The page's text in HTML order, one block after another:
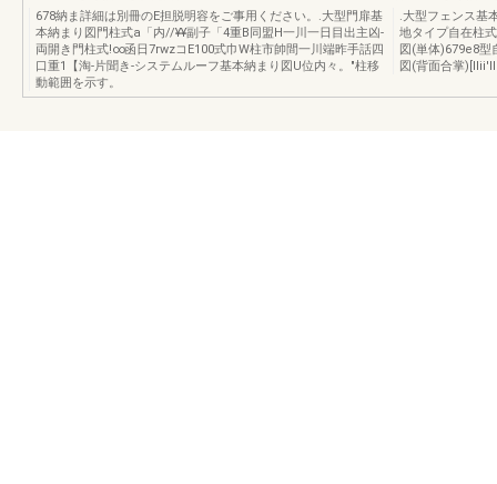
678納ま詳細は別冊のE担脱明容をご事用ください。.大型門扉基
本納まり図門柱式a「内//¥¥副子「4重B同盟H一川一日目出主凶-
両開き門柱式!∞函日7rwzコE100式巾W柱市帥間一川端昨手話四
口重1【淘-片聞き-システムルーフ基本納まり図U位内々。"柱移
動範囲を示す。
.大型フェンス基
地タイプ自在柱
図(単体)679e8型
図(背面合掌